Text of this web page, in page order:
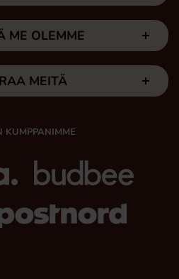
ME OLEMME
MEITÄ
KUMPPANIMME